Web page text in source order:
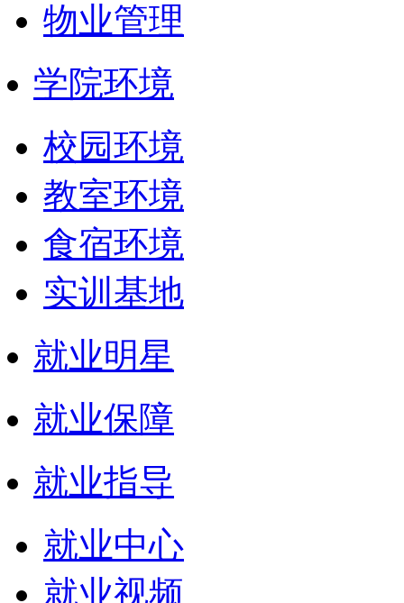
物业管理
学院环境
校园环境
教室环境
食宿环境
实训基地
就业明星
就业保障
就业指导
就业中心
就业视频